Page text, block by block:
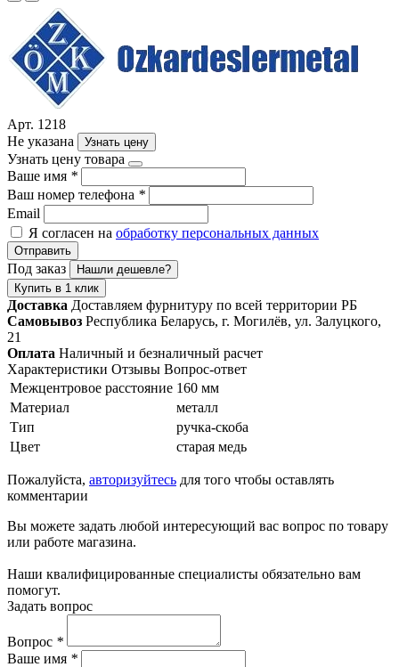
Арт. 1218
Не указана
Узнать цену
Узнать цену товара
Ваше имя *
Ваш номер телефона *
Email
Я согласен на обработку персональных данных
Отправить
Под заказ
Нашли дешевле?
Купить в 1 клик
Доставка Доставляем фурнитуру по всей территории РБ
Самовывоз Республика Беларусь, г. Могилёв, ул. Залуцкого,
21
Оплата Наличный и безналичный расчет
Характеристики Отзывы Вопрос-ответ
Межцентровое расстояние 160 мм
Материал
металл
Тип
ручка-скоба
Цвет
старая медь
Пожалуйста, авторизуйтесь для того чтобы оставлять
комментарии
Вы можете задать любой интересующий вас вопрос по товару
или работе магазина.
Наши квалифицированные специалисты обязательно вам
помогут.
Задать вопрос
Вопрос *
Ваше имя *